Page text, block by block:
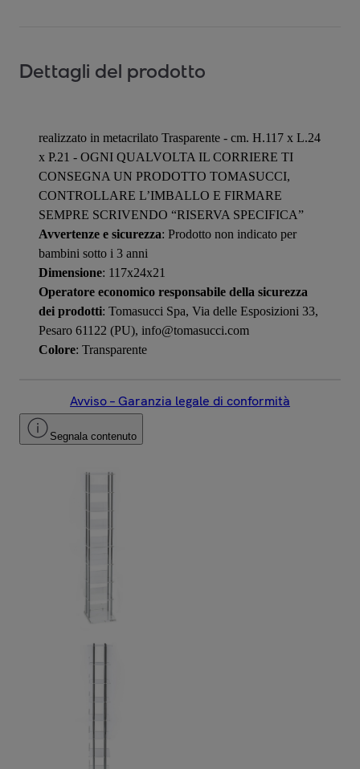
Dettagli del prodotto
realizzato in metacrilato Trasparente - cm. H.117 x L.24
x P.21 - OGNI QUALVOLTA IL CORRIERE TI
CONSEGNA UN PRODOTTO TOMASUCCI,
CONTROLLARE L’IMBALLO E FIRMARE
SEMPRE SCRIVENDO “RISERVA SPECIFICA”
Avvertenze e sicurezza: Prodotto non indicato per
bambini sotto i 3 anni
Dimensione: 117x24x21
Operatore economico responsabile della sicurezza
dei prodotti: Tomasucci Spa, Via delle Esposizioni 33,
Pesaro 61122 (PU), info@tomasucci.com
Colore: Transparente
Avviso – Garanzia legale di conformità
Segnala contenuto